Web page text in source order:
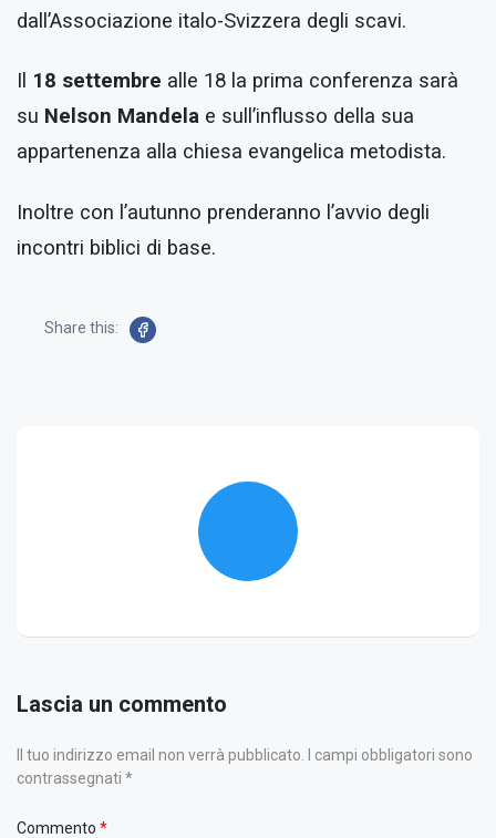
dall’Associazione italo-Svizzera degli scavi.
Il 18 settembre alle 18 la prima conferenza sarà
su Nelson Mandela e sull’influsso della sua
appartenenza alla chiesa evangelica metodista.
Inoltre con l’autunno prenderanno l’avvio degli
incontri biblici di base.
Share this:
Lascia un commento
Il tuo indirizzo email non verrà pubblicato. I campi obbligatori sono
contrassegnati *
Commento